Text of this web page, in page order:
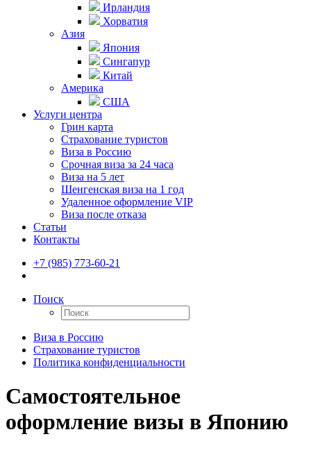
Ирландия
Хорватия
Азия
Япония
Сингапур
Китай
Америка
США
Услуги центра
Грин карта
Страхование туристов
Виза в Россию
Срочная виза за 24 часа
Виза на 5 лет
Шенгенская виза на 1 год
Удаленное оформление VIP
Виза после отказа
Статьи
Контакты
+7 (985) 773-60-21
Поиск
Виза в Россию
Страхование туристов
Политика конфиденциальности
Самостоятельное
оформление визы в Японию